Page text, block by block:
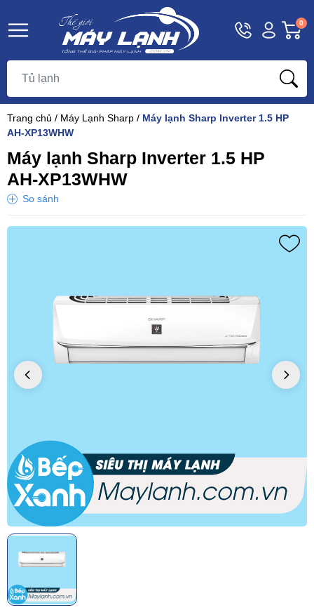
Hotline
1800
Tài
khoản
Khách
0
Trang chủ / Máy Lạnh Sharp / Máy lạnh Sharp Inverter 1.5 HP
AH-XP13WHW
Máy lạnh Sharp Inverter 1.5 HP
AH-XP13WHW
So sánh